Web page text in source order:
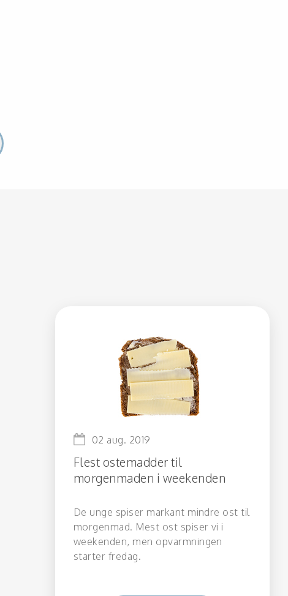
02 aug. 2019
Flest ostemadder til
morgenmaden i weekenden
De unge spiser markant mindre ost til
morgenmad. Mest ost spiser vi i
weekenden, men opvarmningen
starter fredag.